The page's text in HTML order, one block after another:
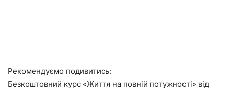
Рекомендуємо подивитись:
Безкоштовний курс «Життя на повній потужності» від